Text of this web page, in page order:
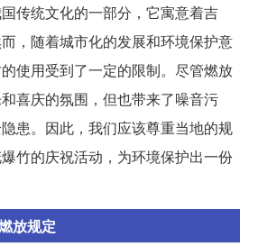
传统文化的一部分，它寓意着吉
，随着城市化的发展和环境保护意
使用受到了一定的限制。尽管燃放
喜庆的氛围，但也带来了噪音污
患。因此，我们应该尊重当地的规
竹的庆祝活动，为环境保护出一份
放规定